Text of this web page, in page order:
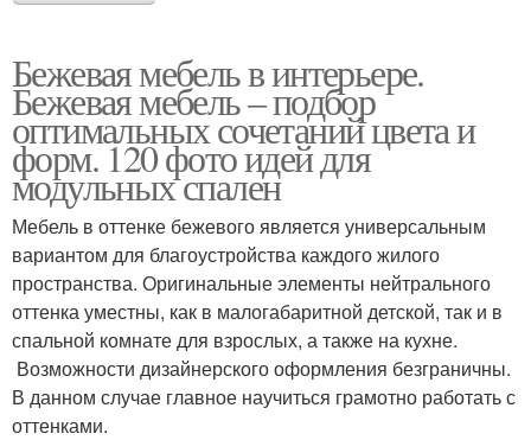
Бежевая мебель в интерьере.
Бежевая мебель – подбор
оптимальных сочетаний цвета и
форм. 120 фото идей для
модульных спален
Мебель в оттенке бежевого является универсальным
вариантом для благоустройства каждого жилого
пространства. Оригинальные элементы нейтрального
оттенка уместны, как в малогабаритной детской, так и в
спальной комнате для взрослых, а также на кухне.
Возможности дизайнерского оформления безграничны.
В данном случае главное научиться грамотно работать с
оттенками.